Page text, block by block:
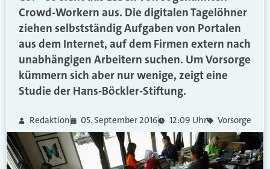
Crowd-Workern aus. Die digitalen Tagelöhner
ziehen selbstständig Aufgaben von Portalen
aus dem Internet, auf dem Firmen extern nach
unabhängigen Arbeitern suchen. Um Vorsorge
kümmern sich aber nur wenige, zeigt eine
Studie der Hans-Böckler-Stiftung.
Redaktion 05. September 2016 12:09 Uhr Vorsorge